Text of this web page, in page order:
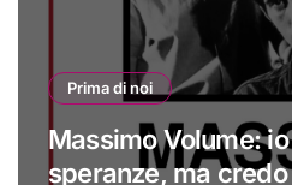
Prima di noi
Massimo Volume:
speranze, ma